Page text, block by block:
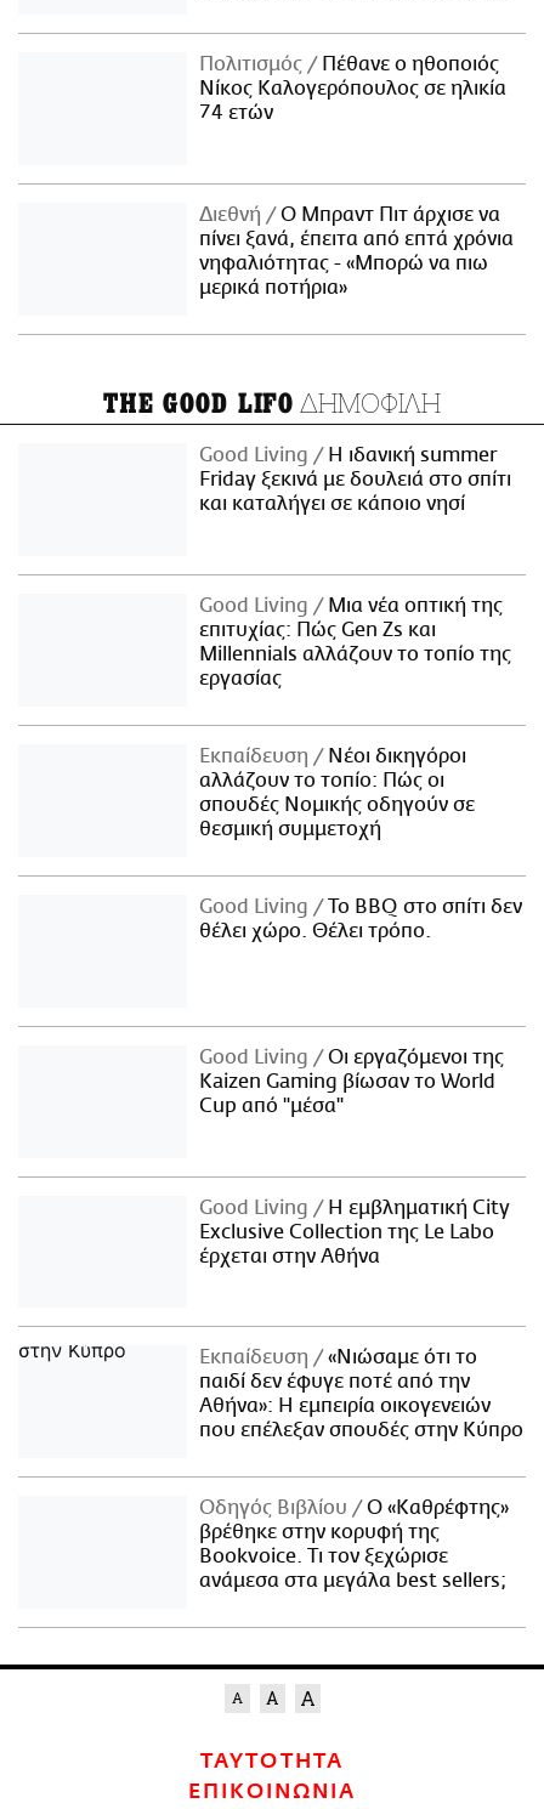
Πολιτισμός
Πέθανε ο ηθοποιός
Νίκος Καλογερόπουλος σε ηλικία
74 ετών
Διεθνή
Ο Μπραντ Πιτ άρχισε να
πίνει ξανά, έπειτα από επτά χρόνια
νηφαλιότητας - «Μπορώ να πιω
μερικά ποτήρια»
THE GOOD LIFO ΔΗΜΟΦΙΛΗ
Good Living
Η ιδανική summer
Friday ξεκινά με δουλειά στο σπίτι
και καταλήγει σε κάποιο νησί
Good Living
Μια νέα οπτική της
επιτυχίας: Πώς Gen Zs και
Millennials αλλάζουν το τοπίο της
εργασίας
Εκπαίδευση
Νέοι δικηγόροι
αλλάζουν το τοπίο: Πώς οι
σπουδές Νομικής οδηγούν σε
θεσμική συμμετοχή
Good Living
Το BBQ στο σπίτι δεν
θέλει χώρο. Θέλει τρόπο.
Good Living
Οι εργαζόμενοι της
Kaizen Gaming βίωσαν το World
Cup από "μέσα"
Good Living
Η εμβληματική City
Exclusive Collection της Le Labo
έρχεται στην Αθήνα
Εκπαίδευση
«Νιώσαμε ότι το
παιδί δεν έφυγε ποτέ από την
Αθήνα»: Η εμπειρία οικογενειών
που επέλεξαν σπουδές στην Κύπρο
Οδηγός Βιβλίου
Ο «Καθρέφτης»
βρέθηκε στην κορυφή της
Bookvoice. Τι τον ξεχώρισε
ανάμεσα στα μεγάλα best sellers;
ΤΑΥΤΟΤΗΤΑ
ΕΠΙΚΟΙΝΩΝΙΑ